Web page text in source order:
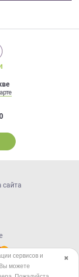
сайта
✖
сервисов и
можете